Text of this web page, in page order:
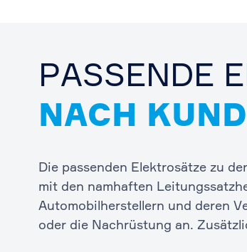
PASSENDE
NACH
Die passenden Elektrosätze zu
mit den namhaften
Automobilherstellern und deren
oder die Nachrüstung an.